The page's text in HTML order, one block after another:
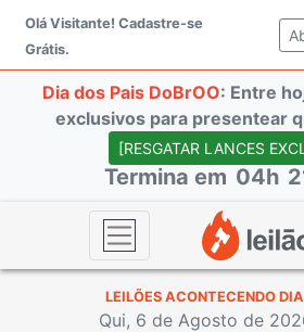
Olá Visitante! Cadastre-se
Grátis.
Dia dos Pais DoBrOO: Entre
exclusivos para presentear
[RESGATAR LANCES
Termina em 04h
LEILÕES ACONTECENDO
Qui, 6 de Agosto de